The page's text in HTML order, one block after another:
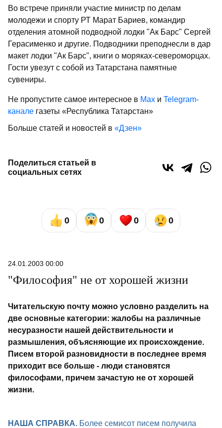
Во встрече приняли участие министр по делам
молодежи и спорту РТ Марат Бариев, командир
отделения атомной подводной лодки "Ак Барс" Сергей
Герасименко и другие. Подводники преподнесли в дар
макет лодки "Ак Барс", книги о моряках-североморцах.
Гости увезут с собой из Татарстана памятные
сувениры.
Не пропустите самое интересное в Max и Telegram-
канале газеты «Республика Татарстан»
Больше статей и новостей в «Дзен»
Поделиться статьей в
социальных сетях
0 0 0 0
24.01.2003 00:00
"Философия" не от хорошей жизни
Читательскую почту можно условно разделить на
две основные категории: жалобы на различные
несуразности нашей действительности и
размышления, объясняющие их происхождение.
Писем второй разновидности в последнее время
приходит все больше - люди становятся
философами, причем зачастую не от хорошей
жизни.
НАША СПРАВКА. Более семисот писем получила